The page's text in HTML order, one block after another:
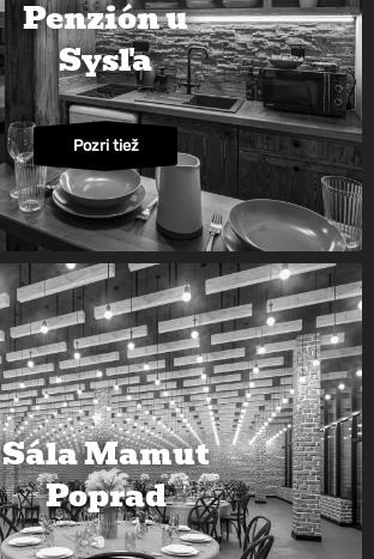
Penzión u
Sysľa
Pozri tiež
Sála Mamut
Poprad